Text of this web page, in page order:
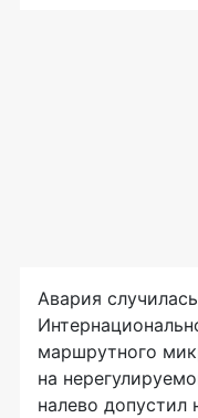
Авария
маршрутного
на
налево допустил